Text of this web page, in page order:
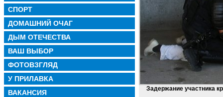
СПОРТ
ДОМАШНИЙ ОЧАГ
ДЫМ ОТЕЧЕСТВА
ВАШ ВЫБОР
ФОТОВЗГЛЯД
У ПРИЛАВКА
ВАКАНСИЯ
Задержание участника